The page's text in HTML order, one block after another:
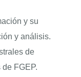
y su
y análisis.
de
FGEP.